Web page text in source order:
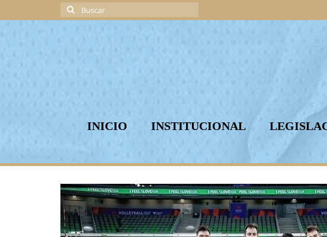
Buscar
por:
INICIO INSTITUCIONAL